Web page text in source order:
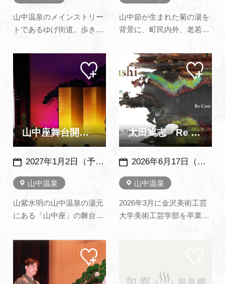
山中温泉のメインストリー
トであるゆげ街道。歩きた
息づくゆげ街道を舞台に
「食とアート」をテーマに
したイベントが開催されま
す。イベント詳細は公式
Instagramをご覧くださ
い。 （山中温泉公式サイ
トより転載）
山中節が生まれた菊の湯を
背景に、町民内外、老若男
節を唄い、聴き楽しむ催
し。
山中座舞台開き 新春 舞初め鑑賞会
山中温泉
2027年1月2日（予定）例年：1月２日開催
山紫水明の山中温泉の湯元
にある「山中座」の舞台開
れます。舞台開きのあと、
芸妓衆と座員の舞初めが披
露されます。新春を飾る艶
やかな舞を鑑賞できます。
マイ
ペー
ジに
追加
太田篤志「Re Cast - Re Form」展 ～加賀依緑園～
山中温泉
2026年6月17日（水）～7月15日（水）
2026年3月に金沢美術工芸
大学美術工芸学部を卒業
（加賀市）にて開催いたし
マイ
ペー
ジに
追加
マイ
ペー
ジに
追加
追加